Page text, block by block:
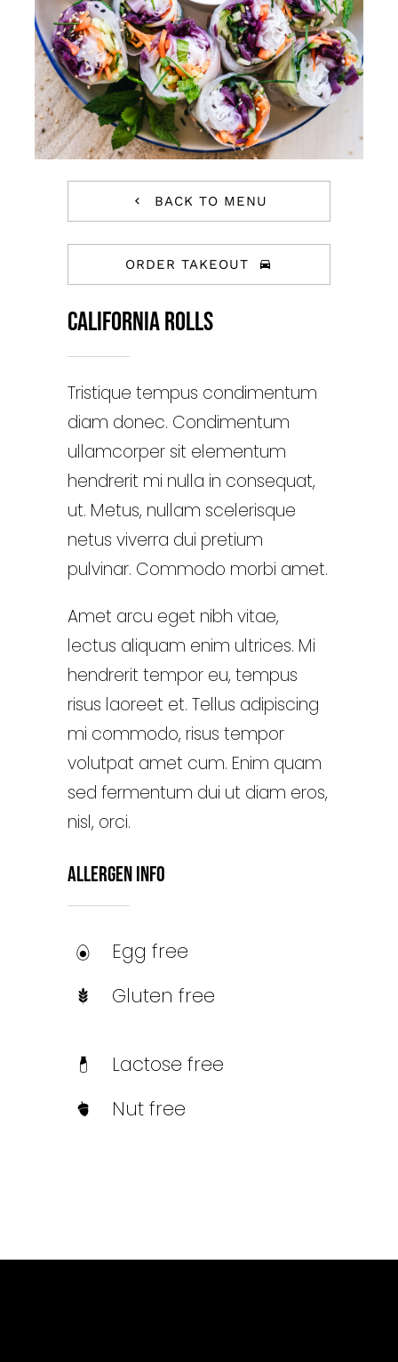
BACK TO MENU
ORDER TAKEOUT
California Rolls
Tristique tempus condimentum
diam donec. Condimentum
ullamcorper sit elementum
hendrerit mi nulla in consequat,
ut. Metus, nullam scelerisque
netus viverra dui pretium
pulvinar. Commodo morbi amet.
Amet arcu eget nibh vitae,
lectus aliquam enim ultrices. Mi
hendrerit tempor eu, tempus
risus laoreet et. Tellus adipiscing
mi commodo, risus tempor
volutpat amet cum. Enim quam
sed fermentum dui ut diam eros,
nisl, orci.
Allergen Info
Egg free
Gluten free
Lactose free
Nut free